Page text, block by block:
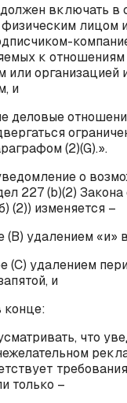
включать в
лицом
к
организацией
и
деловые
(2)(G).».
о
227 (b)(2)
(2)) изменяется –
(B) удалением «и»
(С) удалением
и
конце:
что
только –